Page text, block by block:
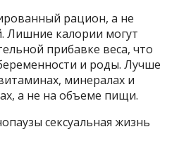
рацион, а не
Лишние калории могут
прибавке веса, что
и роды. Лучше
минералах и
а не на объеме пищи.
сексуальная жизнь